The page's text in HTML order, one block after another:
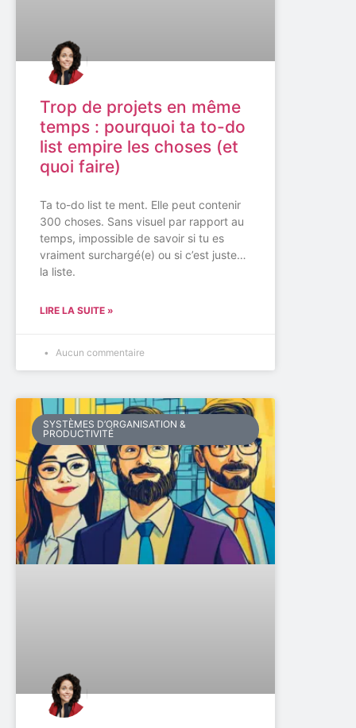
Trop de projets en même
temps : pourquoi ta to-do
list empire les choses (et
quoi faire)
Ta to-do list te ment. Elle peut contenir
300 choses. Sans visuel par rapport au
temps, impossible de savoir si tu es
vraiment surchargé(e) ou si c’est juste…
la liste.
LIRE LA SUITE »
Aucun commentaire
SYSTÈMES D’ORGANISATION &
PRODUCTIVITÉ